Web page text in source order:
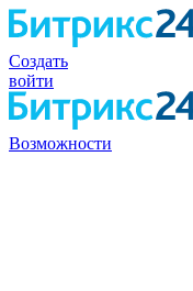
Создать
войти
Возможности